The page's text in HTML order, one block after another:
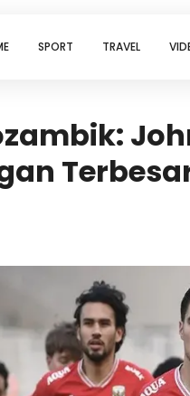
SPORT TRAVEL